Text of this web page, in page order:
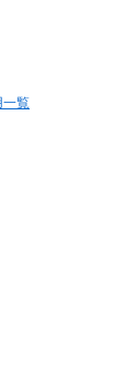
一覧